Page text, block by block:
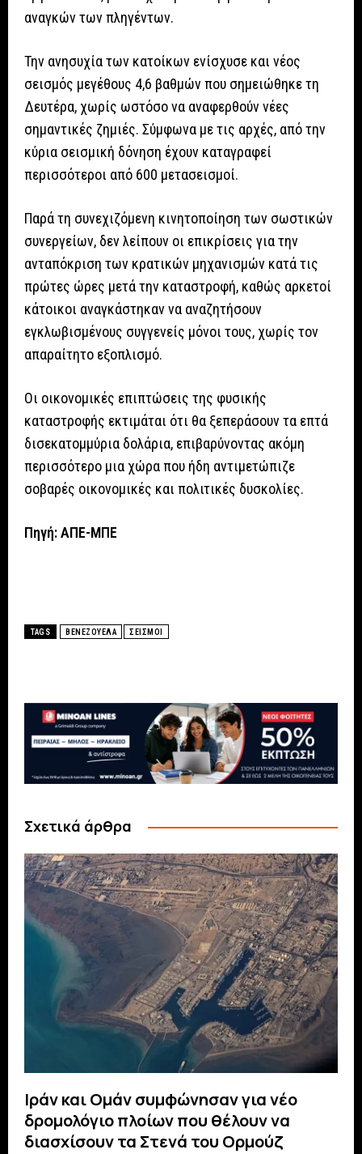
αναγκών των πληγέντων.
Την ανησυχία των κατοίκων ενίσχυσε και νέος
σεισμός μεγέθους 4,6 βαθμών που σημειώθηκε τη
Δευτέρα, χωρίς ωστόσο να αναφερθούν νέες
σημαντικές ζημιές. Σύμφωνα με τις αρχές, από την
κύρια σεισμική δόνηση έχουν καταγραφεί
περισσότεροι από 600 μετασεισμοί.
Παρά τη συνεχιζόμενη κινητοποίηση των σωστικών
συνεργείων, δεν λείπουν οι επικρίσεις για την
ανταπόκριση των κρατικών μηχανισμών κατά τις
πρώτες ώρες μετά την καταστροφή, καθώς αρκετοί
κάτοικοι αναγκάστηκαν να αναζητήσουν
εγκλωβισμένους συγγενείς μόνοι τους, χωρίς τον
απαραίτητο εξοπλισμό.
Οι οικονομικές επιπτώσεις της φυσικής
καταστροφής εκτιμάται ότι θα ξεπεράσουν τα επτά
δισεκατομμύρια δολάρια, επιβαρύνοντας ακόμη
περισσότερο μια χώρα που ήδη αντιμετώπιζε
σοβαρές οικονομικές και πολιτικές δυσκολίες.
Πηγή: ΑΠΕ-ΜΠΕ
TAGS ΒΕΝΕΖΟΥΕΛΑ ΣΕΙΣΜΟΙ
Σχετικά άρθρα
Ιράν και Ομάν συμφώνησαν για νέο
δρομολόγιο πλοίων που θέλουν να
διασχίσουν τα Στενά του Ορμούζ